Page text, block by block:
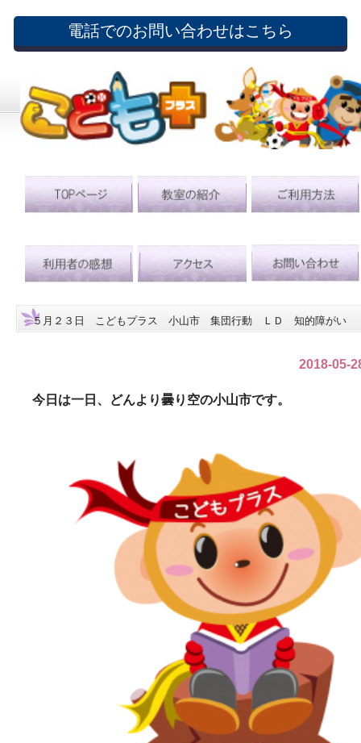
電話でのお問い合わせはこちら
５月２３日 こどもプラス 小山市 集団行動 ＬＤ 知的障がい
2018-05-
今日は一日、どんより曇り空の小山市です。